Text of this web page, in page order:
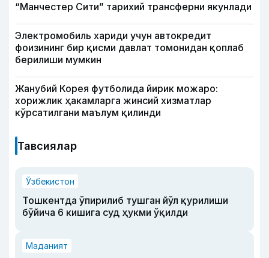
“Манчестер Сити” тарихий трансферни якунлади
Электромобиль хариди учун автокредит
фоизининг бир қисми давлат томонидан қоплаб
берилиши мумкин
Жанубий Корея футболида йирик можаро:
хорижлик ҳакамларга жинсий хизматлар
кўрсатилгани маълум қилинди
Тавсиялар
Ўзбекистон
Тошкентда ўпирилиб тушган йўл қурилиши
бўйича 6 кишига суд ҳукми ўқилди
Маданият